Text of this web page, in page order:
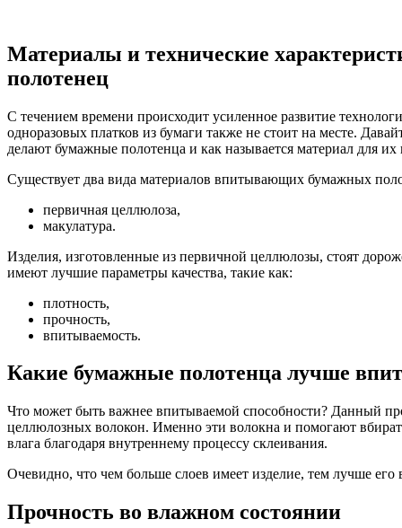
Материалы и технические
полотенец
С течением времени происходит усиленное развитие
одноразовых платков из бумаги также не стоит на месте.
делают бумажные полотенца и как называется материал для их
Существует два вида материалов впитывающих бумажных
первичная целлюлоза,
макулатура.
Изделия, изготовленные из первичной целлюлозы, стоят
имеют лучшие параметры качества, такие как:
плотность,
прочность,
впитываемость.
Какие бумажные полотенца лучше
Что может быть важнее впитываемой способности? Данный
целлюлозных волокон. Именно эти волокна и помогают
влага благодаря внутреннему процессу склеивания.
Очевидно, что чем больше слоев имеет изделие, тем лучше его
Прочность во влажном состоянии